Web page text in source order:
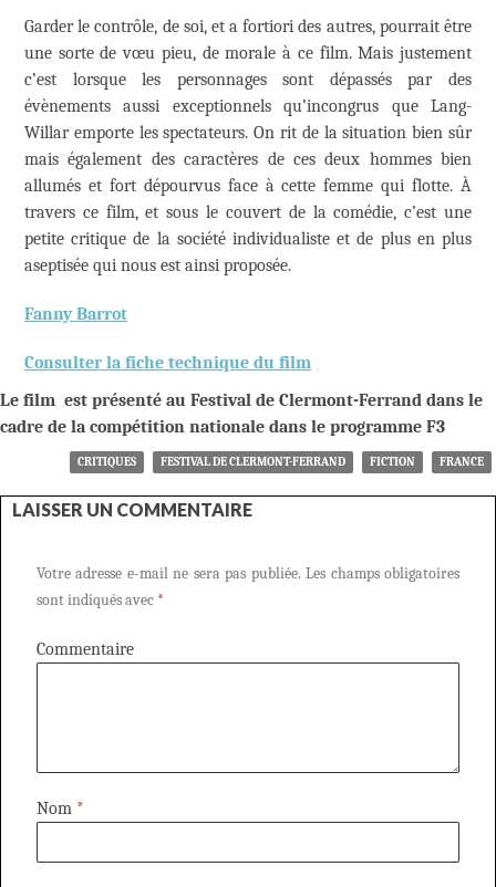
Garder le contrôle, de soi, et a fortiori des autres, pourrait être
une sorte de vœu pieu, de morale à ce film. Mais justement
c’est lorsque les personnages sont dépassés par des
évènements aussi exceptionnels qu’incongrus que Lang-
Willar emporte les spectateurs. On rit de la situation bien sûr
mais également des caractères de ces deux hommes bien
allumés et fort dépourvus face à cette femme qui flotte. À
travers ce film, et sous le couvert de la comédie, c’est une
petite critique de la société individualiste et de plus en plus
aseptisée qui nous est ainsi proposée.
Fanny Barrot
Consulter la fiche technique du film
Le film est présenté au Festival de Clermont-Ferrand dans le
cadre de la compétition nationale dans le programme F3
CRITIQUES FESTIVAL DE CLERMONT-FERRAND FICTION FRANCE
LAISSER UN COMMENTAIRE
Votre adresse e-mail ne sera pas publiée. Les champs obligatoires
sont indiqués avec *
Commentaire
Nom *